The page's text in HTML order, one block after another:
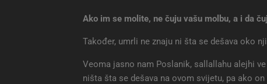
Ako im se molite, ne čuju vašu molbu, a i da
Također, umrli ne znaju ni šta se dešava oko
Veoma jasno nam Poslanik, sallallahu alejhi
ništa šta se dešava na ovom svijetu, pa ako